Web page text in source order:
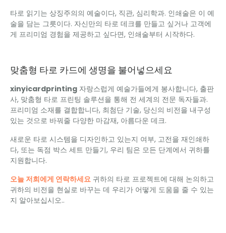
타로 읽기는 상징주의의 예술이다, 직관, 심리학과. 인쇄술은 이 예
술을 담는 그릇이다. 자신만의 타로 데크를 만들고 싶거나 고객에
게 프리미엄 경험을 제공하고 싶다면, 인쇄술부터 시작하다.
맞춤형 타로 카드에 생명을 불어넣으세요
xinyicardprinting 자랑스럽게 예술가들에게 봉사합니다, 출판
사, 맞춤형 타로 프린팅 솔루션을 통해 전 세계의 전문 독자들과.
프리미엄 소재를 결합합니다, 최첨단 기술, 당신의 비전을 내구성
있는 것으로 바꿔줄 다양한 마감재, 아름다운 데크.
새로운 타로 시스템을 디자인하고 있는지 여부, 고전을 재인쇄하
다, 또는 독점 박스 세트 만들기, 우리 팀은 모든 단계에서 귀하를
지원합니다.
오늘 저희에게 연락하세요 귀하의 타로 프로젝트에 대해 논의하고
귀하의 비전을 현실로 바꾸는 데 우리가 어떻게 도움을 줄 수 있는
지 알아보십시오..